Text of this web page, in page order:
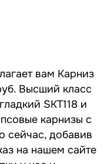
вам Карниз
Высший класс
SKT118 и
карнизы с
сейчас, добавив
на нашем сайте